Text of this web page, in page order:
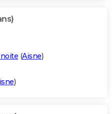
(Aisne)
)